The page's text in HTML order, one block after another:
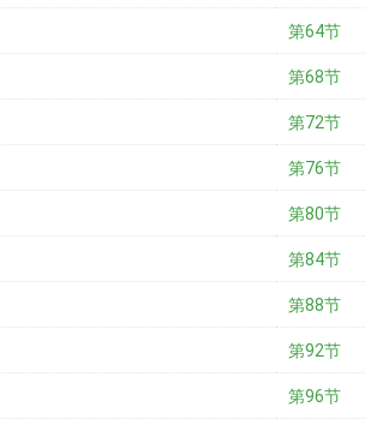
第64节
第68节
第72节
第76节
第80节
第84节
第88节
第92节
第96节